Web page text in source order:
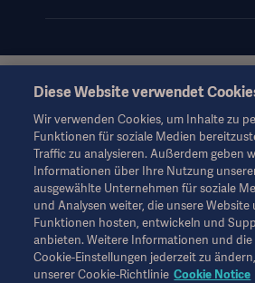
Diese Informationen richten sich
dienen nur zu Informationszwecken,
auf Vollständigkeit und sollten daher nicht
Gebrauchsanweisung, das
medizinischen Rat herangezogen werden.
Verantwortung oder Haftung für
Unterlassungen einer Partei, die auf
Risiken trägt ausschließlich der Benutzer.
Möglicherweise sind die genannten
Produkte in Ihrem Land nicht verfügbar
Diese Website verwendet
Wir verwenden Cookies, um Inhalte zu
Funktionen für soziale Medien
Traffic zu analysieren. Außerdem geben
Informationen über Ihre Nutzung
ausgewählte Unternehmen für soziale
und Analysen weiter, die unsere Website
Funktionen hosten, entwickeln und
anbieten. Weitere Informationen und
Cookie-Einstellungen jederzeit zu
unserer Cookie-Richtlinie Cookie Notice